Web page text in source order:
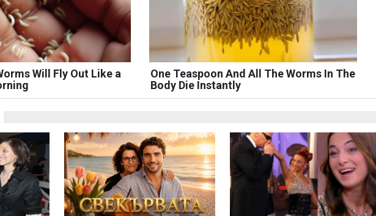
Will Fly Out Like a
One Teaspoon And All The Worms In The
Body Die Instantly